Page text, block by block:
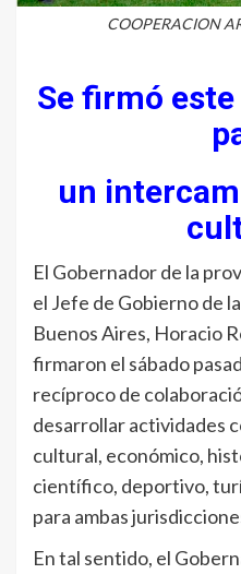
COOPERACION
Se firmó
un
El Gobernador de la
el Jefe de Gobierno de
Buenos Aires, Horacio
firmaron el sábado
recíproco de
desarrollar actividades
cultural, económico,
científico, deportivo,
para ambas
En tal sentido, el